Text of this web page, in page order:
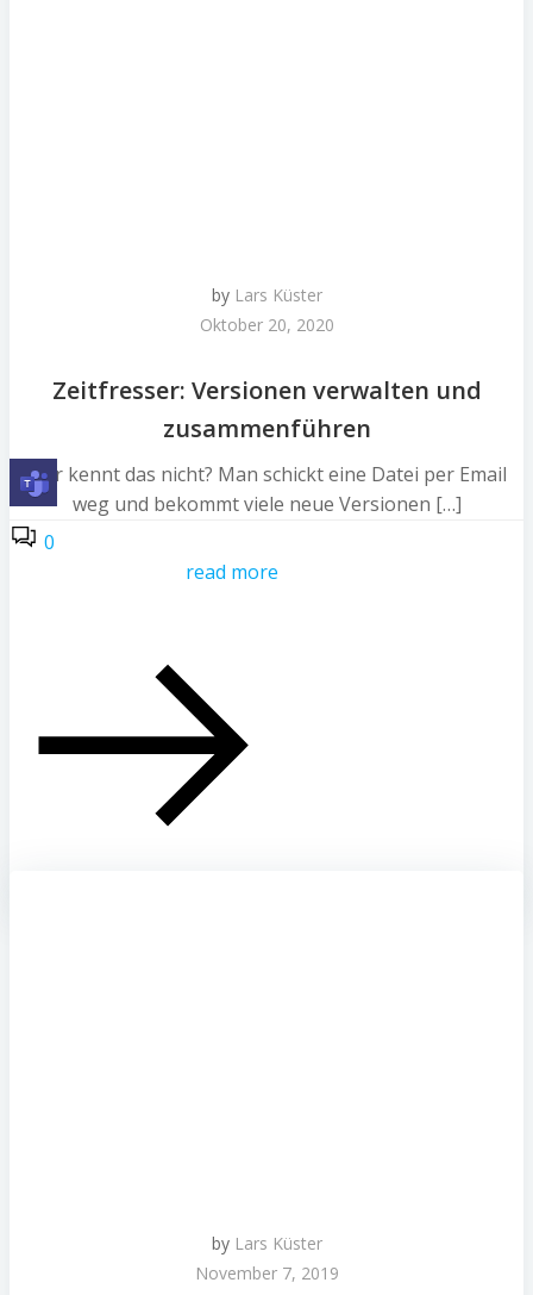
by Lars Küster
Oktober 20, 2020
Zeitfresser: Versionen verwalten und
zusammenführen
Wer kennt das nicht? Man schickt eine Datei per Email
weg und bekommt viele neue Versionen […]
0
read more
by Lars Küster
November 7, 2019